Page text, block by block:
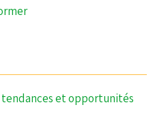
tendances et opportunités